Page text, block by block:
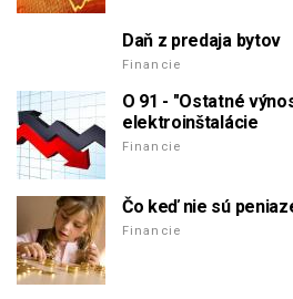
Daň z predaja bytov
Financie
O 91 - "Ostatné
elektroinštalácie
Financie
Čo keď nie sú
Financie